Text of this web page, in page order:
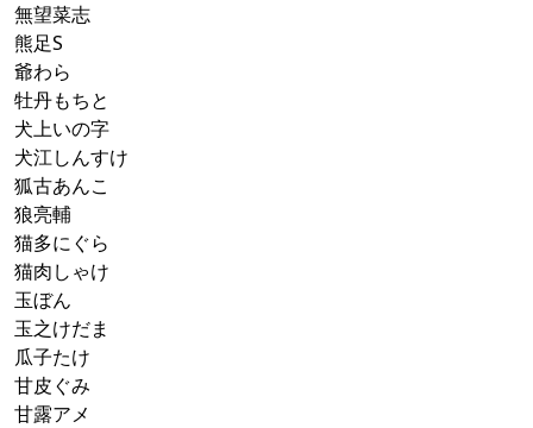
無望菜志
熊足S
爺わら
牡丹もちと
犬上いの字
犬江しんすけ
狐古あんこ
狼亮輔
猫多にぐら
猫肉しゃけ
玉ぼん
玉之けだま
瓜子たけ
甘皮ぐみ
甘露アメ